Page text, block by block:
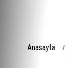
Anasayfa /